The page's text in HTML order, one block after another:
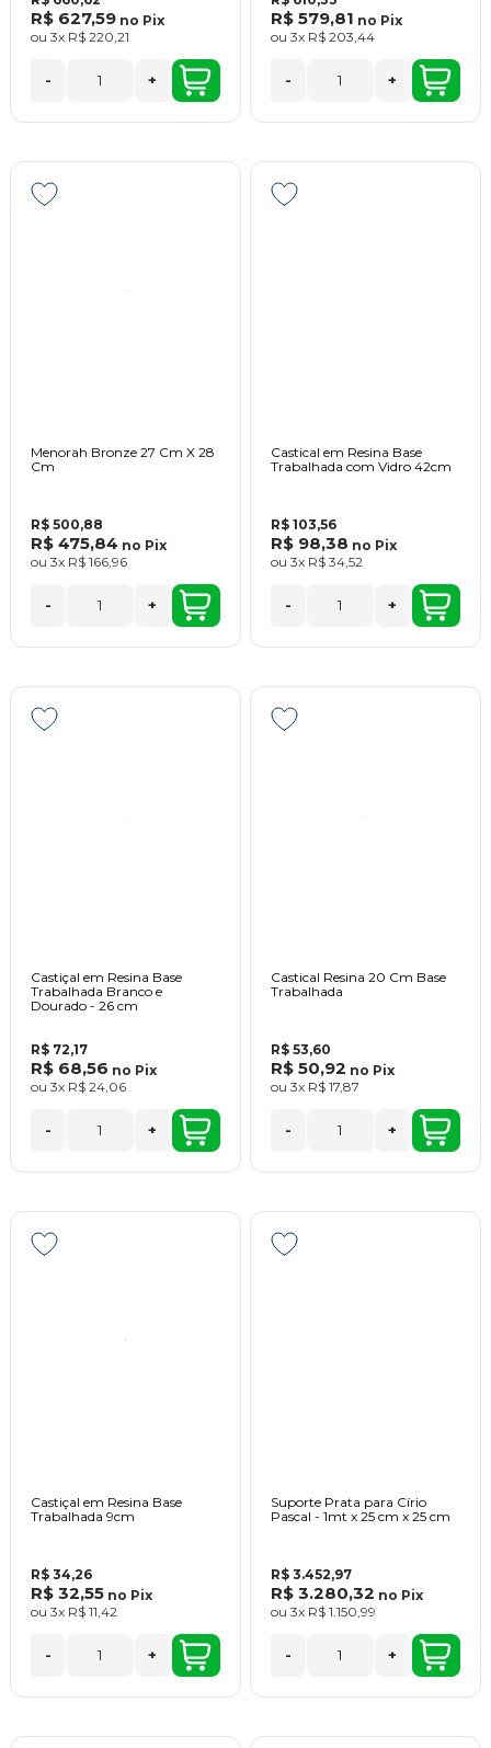
R$ 627,59 no Pix
ou 3x R$ 220,21
- +
R$ 579,81 no Pix
ou 3x R$ 203,44
- +
Menorah Bronze 27 Cm X 28
Cm
R$ 500,88
R$ 475,84 no Pix
ou 3x R$ 166,96
- +
Castical em Resina Base
Trabalhada com Vidro 42cm
R$ 103,56
R$ 98,38 no Pix
ou 3x R$ 34,52
- +
Castiçal em Resina Base
Trabalhada Branco e
Dourado - 26 cm
R$ 72,17
R$ 68,56 no Pix
ou 3x R$ 24,06
- +
Castical Resina 20 Cm Base
Trabalhada
R$ 53,60
R$ 50,92 no Pix
ou 3x R$ 17,87
- +
Castiçal em Resina Base
Trabalhada 9cm
R$ 34,26
R$ 32,55 no Pix
ou 3x R$ 11,42
- +
Suporte Prata para Círio
Pascal - 1mt x 25 cm x 25 cm
R$ 3.452,97
R$ 3.280,32 no Pix
ou 3x R$ 1.150,99
- +